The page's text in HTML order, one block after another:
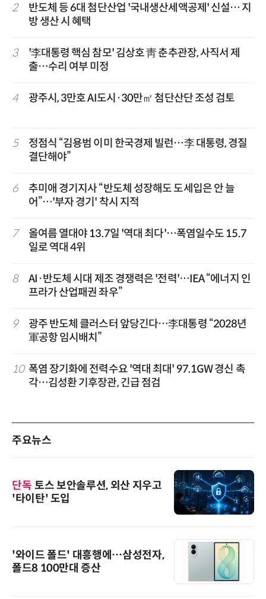
2
반도체 등 6대 첨단산업 '국내생산세액공제' 신설… 지
방 생산 시 혜택
3
'李대통령 핵심 참모' 김상호 靑 춘추관장, 사직서 제
출…수리 여부 미정
4 광주시, 3만호 AI도시·30만㎡ 첨단산단 조성 검토
5
정점식 “김용범 이미 한국경제 빌런…李 대통령, 경질
결단해야”
6
추미애 경기지사 “반도체 성장해도 도세입은 안 늘
어”…'부자 경기' 착시 지적
7
올여름 열대야 13.7일 '역대 최다'…폭염일수도 15.7
일로 역대 4위
8
AI·반도체 시대 제조 경쟁력은 '전력'…IEA “에너지 인
프라가 산업패권 좌우”
9
광주 반도체 클러스터 앞당긴다…李대통령 “2028년
軍공항 임시배치”
10 폭염 장기화에 전력수요 '역대 최대' 97.1GW 경신 촉
각…김성환 기후장관, 긴급 점검
주요뉴스
단독 토스 보안솔루션, 외산 지우고
'타이탄' 도입
'와이드 폴드' 대흥행에…삼성전자,
폴드8 100만대 증산